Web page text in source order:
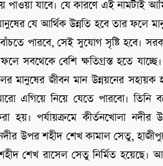
যাবে। যে কারণে এই নামটাই
যে আর্থিক উন্নতি হবে তার ফলে
পারবে, সেই সুযোগ সৃষ্টি হবে।
ফলে সবথেকে বেশি ক্ষতিগ্রস্ত হতে
জীবন মান উন্নয়নের সহায়ক
এগিয়ে নিয়ে যেতে পারবো। তিনি
হয়। পর্যায়ক্রমে কীর্তনখোলা
উপর শহীদ শেখ কামাল সেতু,
শেখ রাসেল সেতু নির্মিত হয়েছে।